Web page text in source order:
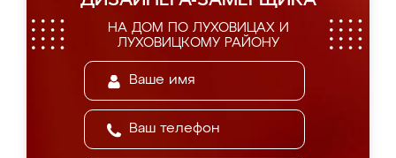
НА ДОМ ПО ЛУХОВИЦАХ И
ЛУХОВИЦКОМУ РАЙОНУ